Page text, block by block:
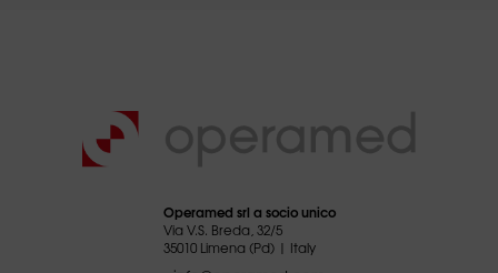
Operamed srl a socio unico
Via V.S. Breda, 32/5
35010 Limena (Pd) | Italy